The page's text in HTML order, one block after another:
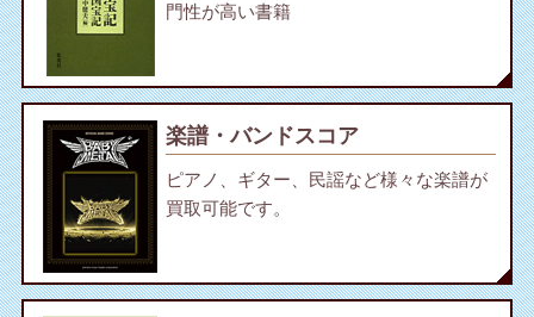
門性が高い書籍
楽譜・バンドスコア
ピアノ、ギター、民謡など様々な楽譜が
買取可能です。